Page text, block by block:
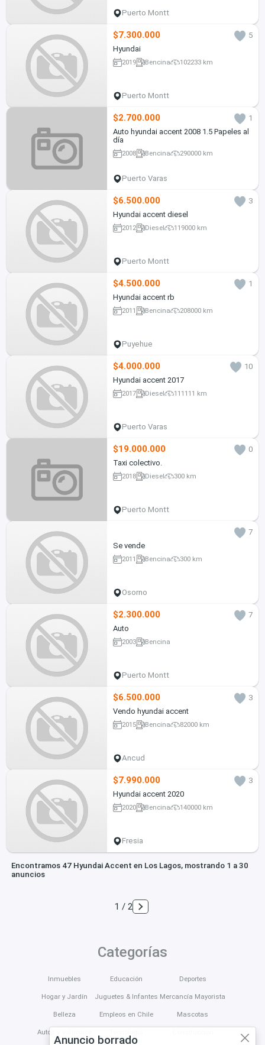
Puerto Montt
$7.300.000
5
Hyundai
2019 Bencina 102233 km
Puerto Montt
$2.700.000
1
Auto hyundai accent 2008 1.5 Papeles al
día
2008 Bencina 290000 km
Puerto Varas
$6.500.000
3
Hyundai accent diesel
2012 Diesel 119000 km
Puerto Montt
$4.500.000
1
Hyundai accent rb
2011 Bencina 208000 km
Puyehue
$4.000.000
10
Hyundai accent 2017
2017 Diesel 111111 km
Puerto Varas
$19.000.000
0
Taxi colectivo.
2018 Diesel 300 km
Puerto Montt
7
Se vende
2011 Bencina 300 km
Osorno
$2.300.000
7
Auto
2003 Bencina
Puerto Montt
$6.500.000
3
Vendo hyundai accent
2015 Bencina 82000 km
Ancud
$7.990.000
3
Hyundai accent 2020
2020 Bencina 140000 km
Fresia
Encontramos 47 Hyundai Accent en Los Lagos, mostrando 1 a 30
anuncios
1 / 2
Anuncio borrado
Categorías
Inmuebles
Hogar y Jardín
Belleza
Autos y Vehículos
Educación
Juguetes & Infantes
Empleos en Chile
Deportes
Mercancía Mayorista
Mascotas